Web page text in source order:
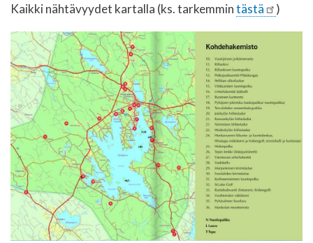
Kaikki nähtävyydet kartalla (ks. tarkemmintästä )